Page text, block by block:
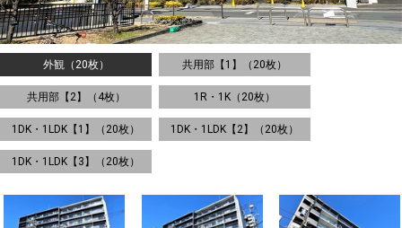
外観（20枚） 共用部【1】（20枚）
共用部【2】（4枚） 1R・1K（20枚）
1DK・1LDK【1】（20枚） 1DK・1LDK【2】（20枚）
1DK・1LDK【3】（20枚）